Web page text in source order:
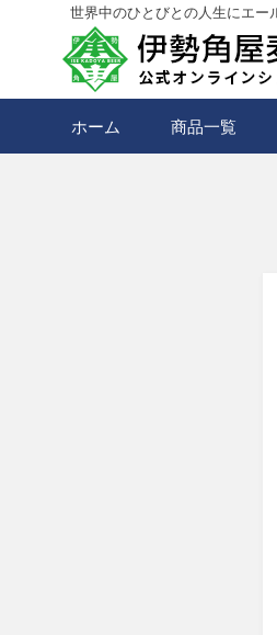
世界中のひとびとの人生にエー
ホーム 商品一覧